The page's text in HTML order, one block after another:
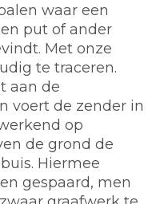
waar een
put of ander
Met onze
te traceren.
aan de
voert de zender in
op
de grond de
Hiermee
gespaard, men